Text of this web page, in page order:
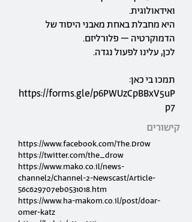
ואידאולוגית.
היא מחבלת באחת מאבני היסוד של
הדמוקרטיה – פלורליזם.
לכן, עלינו לפעול נגדה.
תמכו בי כאן:
https://forms.gle/p6PWUzCpBBxV5uP
p7
קישורים
https://www.facebook.com/The.Dr0w
https://twitter.com/the_drow
https://www.mako.co.il/news-
channel2/Channel-2-Newscast/Article-
56c629707eb0531018.htm
https://www.ha-makom.co.il/post/doar-
omer-katz